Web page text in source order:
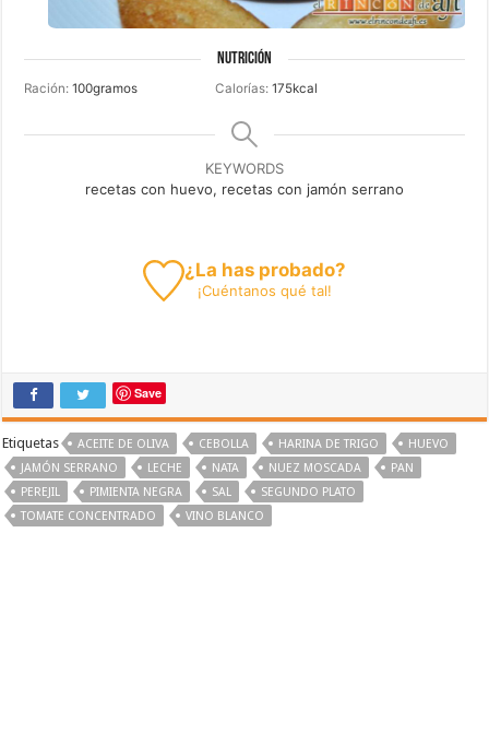
NUTRICIÓN
Ración:100gramos Calorías:175kcal
KEYWORDS
recetas con huevo, recetas con jamón serrano
¿La has probado?
¡Cuéntanos qué tal!
Save
Etiquetas ACEITE DE OLIVA CEBOLLA HARINA DE TRIGO
HUEVO
JAMÓN SERRANO
LECHE NATA NUEZ MOSCADA
PAN
PEREJIL
PIMIENTA NEGRA SAL
SEGUNDO PLATO
TOMATE CONCENTRADO
VINO BLANCO